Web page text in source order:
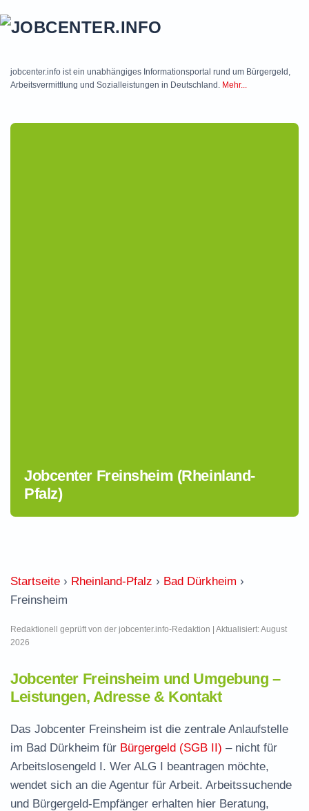
jobcenter.info ist ein unabhängiges Informationsportal rund um Bürgergeld,
Arbeitsvermittlung und Sozialleistungen in Deutschland. Mehr...
Jobcenter Freinsheim (Rheinland-
Pfalz)
Startseite › Rheinland-Pfalz › Bad Dürkheim ›
Freinsheim
Redaktionell geprüft von der jobcenter.info-Redaktion | Aktualisiert: August
2026
Jobcenter Freinsheim und Umgebung –
Leistungen, Adresse & Kontakt
Das Jobcenter Freinsheim ist die zentrale Anlaufstelle
im Bad Dürkheim für Bürgergeld (SGB II) – nicht für
Arbeitslosengeld I. Wer ALG I beantragen möchte,
wendet sich an die Agentur für Arbeit. Arbeitssuchende
und Bürgergeld-Empfänger erhalten hier Beratung,